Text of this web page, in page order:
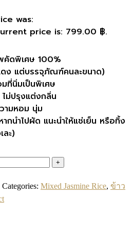
was:
price is: 799.00 ฿.
ดพิเศษ 100%
ง แต่บรรจุภัณฑ์คนละขนาด)
ที่นิ่มเป็นพิเศษ
ม่ปรุงแต่งกลิ่น
ามหอม นุ่ม
ากนำไปผัด แนะนำให้แช่เย็น หรือทิ้ง
ละ)
Categories: Mixed Jasmine Rice, ข้าว